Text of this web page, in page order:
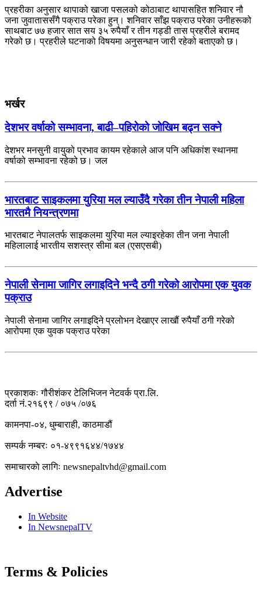
प्रहरीका अनुसार थापाको खाजा पसलको कोठाबाट थापासहित शनिवार नौ
जना जुवाताससँगै पक्राउ परेका हुन्। शनिवार साँझ पक्राउ परेका उनीहरूको
साथबाट ७७ हजार सात सय ३५ रुपैयाँ र तीन गड्डी तास प्रहरीले बरामद
गरेको छ। प्रहरीले घटनाको विषयमा अनुसन्धान जारी रहेको बताएको छ।
भर्खर
देशभर वर्षाको सम्भावना, बाढी–पहिरोको जोखिम बढ्न सक्ने
देशभर मनसुनी वायुको प्रभाव कायम रहेकाले आज पनि अधिकांश स्थानमा
वर्षाको सम्भावना रहेको छ। जल
भारतबाट साइकलमा युरिया मल ल्याउँदै गरेका तीन नेपाली महिला
भारतमै नियन्त्रणमा
भारतबाट नेपालतर्फ साइकलमा युरिया मल ल्याइरहेका तीन जना नेपाली
महिलालाई भारतीय सशस्त्र सीमा बल (एसएसबी)
नेपाली सेनामा जागिर लगाइदिने भन्दै ठगी गरेको आरोपमा एक युवक
पक्राउ
नेपाली सेनामा जागिर लगाइदिने प्रलोभन देखाएर लाखौं रुपैयाँ ठगी गरेको
आरोपमा एक युवक पक्राउ परेका
प्रकाशकः गौरीशंकर टेलिभिजन नेटवर्क प्रा.लि.
दर्ता नं.२१६९९ / ०७५ /०७६
कामनपा-०४, धुम्बाराही, काठमाडौं
सम्पर्क नम्बरः ०१-४९९१६४४/१७४४
समाचारकाे लागिः newsnepaltvhd@gmail.com
Advertise
In Website
In NewsnepalTV
Terms & Policies